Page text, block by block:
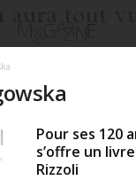
Pour ses 120
s’offre un
Rizzoli